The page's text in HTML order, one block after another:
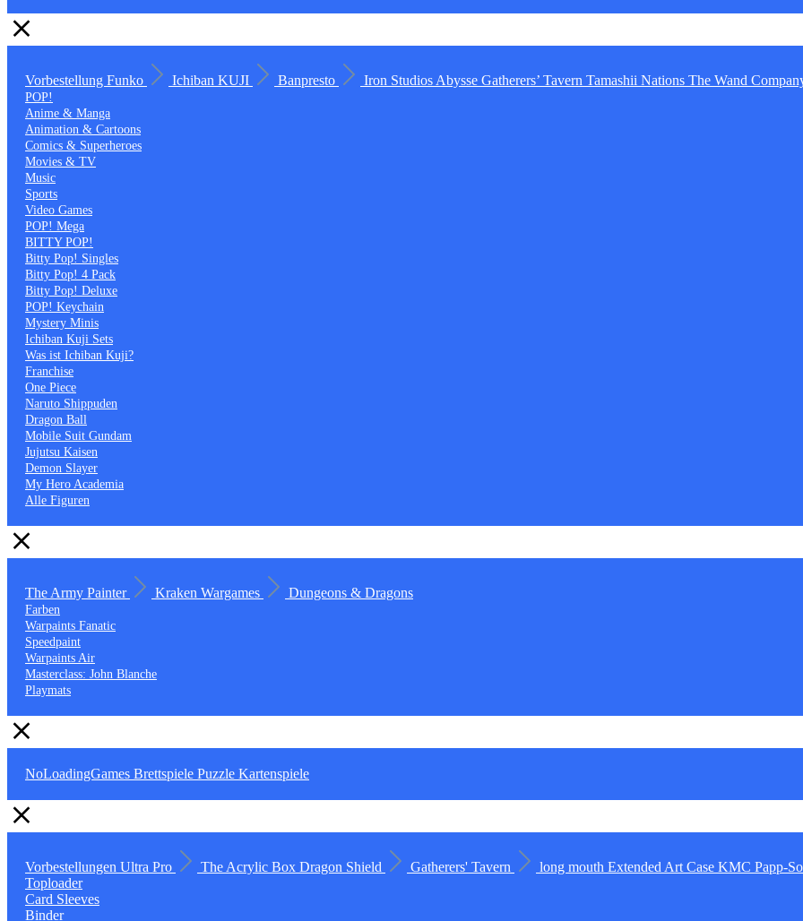
Vorbestellung Funko Ichiban KUJI Banpresto Iron Studios Abysse Gatherers’ Tavern Tamashii Nations The Wand
POP!
Anime & Manga
Animation & Cartoons
Comics & Superheroes
Movies & TV
Music
Sports
Video Games
POP! Mega
BITTY POP!
Bitty Pop! Singles
Bitty Pop! 4 Pack
Bitty Pop! Deluxe
POP! Keychain
Mystery Minis
Ichiban Kuji Sets
Was ist Ichiban Kuji?
Franchise
One Piece
Naruto Shippuden
Dragon Ball
Mobile Suit Gundam
Jujutsu Kaisen
Demon Slayer
My Hero Academia
Alle Figuren
The Army Painter Kraken Wargames Dungeons & Dragons
Farben
Warpaints Fanatic
Speedpaint
Warpaints Air
Masterclass: John Blanche
Playmats
NoLoadingGames Brettspiele Puzzle Kartenspiele
Vorbestellungen Ultra Pro The Acrylic Box Dragon Shield Gatherers' Tavern long mouth Extended Art Case KMC Papp-
Toploader
Card Sleeves
Binder